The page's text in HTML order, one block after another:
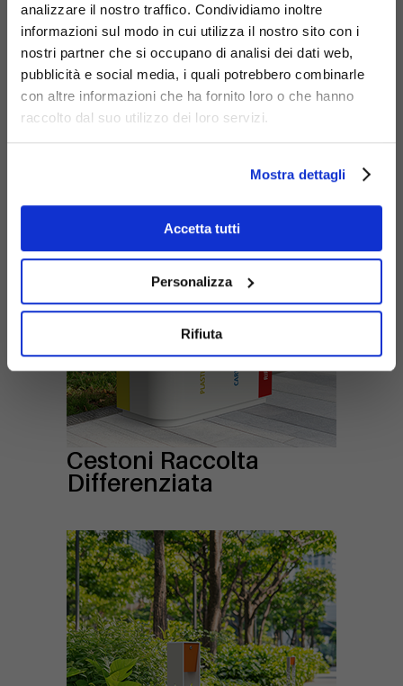
analizzare il nostro traffico. Condividiamo inoltre
informazioni sul modo in cui utilizza il nostro sito con i
nostri partner che si occupano di analisi dei dati web,
pubblicità e social media, i quali potrebbero combinarle
con altre informazioni che ha fornito loro o che hanno
raccolto dal suo utilizzo dei loro servizi.
Mostra dettagli
Accetta tutti
Personalizza
Rifiuta
Cestoni portarifiuti da
esterno
Cestoni Raccolta
Differenziata